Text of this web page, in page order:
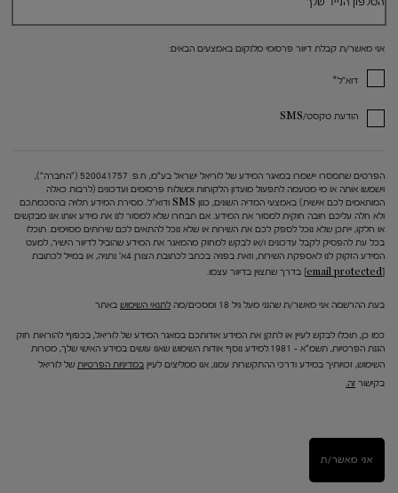
אני מאשר/ת קבלת דיוור פרסומי מלנקום באמצעים הבאים:
דוא"ל*
הודעת טקסט/SMS
הפרטים שתמסרו יישמרו במאגר המידע של לוריאל ישראל בע"מ, ח.פ. 520041757 ("החברה"),
וישמשו אותה או מי מטעמה לתפעול מועדון הלקוחות ומשלוח פרסומים ועדכונים (לרבות כאלה
המותאמים לכם אישית) באמצעי המדיה השונים, כגון SMS ודוא"ל. מסירת המידע תלויה בהסכמתכם
ולא חלה עליכם חובה חוקית למסור את המידע. אם תבחרו שלא למסור לנו את מידע אותו אנו מבקשים
או חלקו, ייתכן שלא נוכל לספק לכם את השירות או שלא נוכל להתאים לכם שירותים מסוימים. תוכלו
בכל עת להפסיק לקבל עדכונים ו/או לבקש למחוק מהמאגר את המידע שהוביל לדיוור הישיר, למעט
המידע הזקוק לנו לאספקת השירות, וזאת בפניה בכתב לכתובת הצורן 4א' נתניה, או במייל לכתובת
[email protected]
בדרך שתצוין בדיוור עצמו.
בעת ההרשמה אני מאשר/ת שהנני מעל גיל 18 ומסכים/מה לתנאי השימוש באתר
כמו כן, תוכלו לבקש לעיין או לתקן את המידע אודותכם במאגר המידע של לוריאל, בכפוף להוראות חוק
הגנת הפרטיות, תשמ"א – 1981.למידע נוסף אודות השימוש שאנו עושים במידע האישי שלך, מטרות
השימוש, זכויותיך במידע ודרכי ההתקשרות עמנו, אנו ממליצים לעיין במדיניות הפרטיות של לוריאל
בקישור זה.
אני מאשר/ת